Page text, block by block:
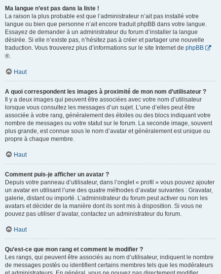
Ma langue n’est pas dans la liste !
La raison la plus probable est que l’administrateur n’ait pas installé votre
langue ou bien que personne n’ait encore traduit phpBB dans votre langue.
Essayez de demander à un administrateur du forum d’installer la langue
désirée. Si elle n’existe pas, n’hésitez pas à créer et partager une nouvelle
traduction. Vous trouverez plus d’informations sur le site Internet de phpBB
®.
Haut
A quoi correspondent les images à proximité de mon nom d’utilisateur ?
Il y a deux images qui peuvent être associées avec votre nom d’utilisateur
lorsque vous consultez les messages d’un sujet. L’une d’elles peut être
associée à votre rang, généralement des étoiles ou des blocs indiquant votre
nombre de messages ou votre statut sur le forum. La seconde image, souvent
plus grande, est connue sous le nom d’avatar et généralement est unique ou
propre à chaque membre.
Haut
Comment puis-je afficher un avatar ?
Depuis votre panneau d’utilisateur, dans l’onglet « profil » vous pouvez ajouter
un avatar en utilisant l’une des quatre méthodes d’avatar suivantes : Gravatar,
galerie, distant ou importé. L’administrateur du forum peut activer ou non les
avatars et décider de la manière dont ils sont mis à disposition. Si vous ne
pouvez pas utiliser d’avatar, contactez un administrateur du forum.
Haut
Qu’est-ce que mon rang et comment le modifier ?
Les rangs, qui peuvent être associés au nom d’utilisateur, indiquent le nombre
de messages postés ou identifient certains membres tels que les modérateurs